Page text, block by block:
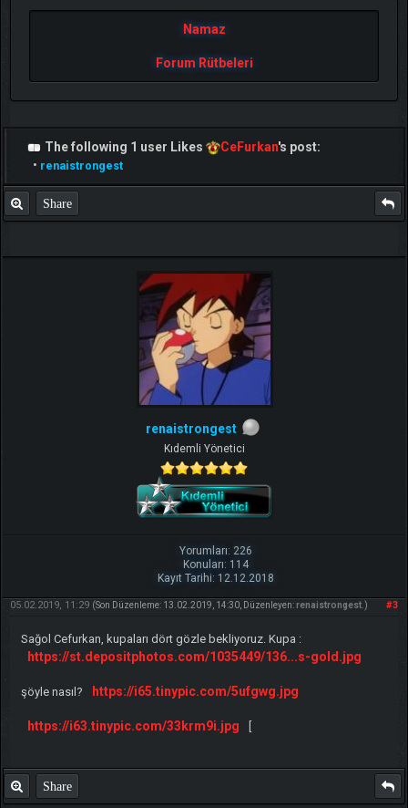
Namaz
Forum Rütbeleri
The following 1 user Likes CeFurkan's post:
• renaistrongest
Share
renaistrongest
Kıdemli Yönetici
Yorumları: 226
Konuları: 114
Kayıt Tarihi: 12.12.2018
#3
05.02.2019, 11:29 (Son Düzenleme: 13.02.2019, 14:30, Düzenleyen:renaistrongest.)
Sağol Cefurkan, kupaları dört gözle bekliyoruz. Kupa :
https://st.depositphotos.com/1035449/136...s-gold.jpg
şöyle nasıl? https://i65.tinypic.com/5ufgwg.jpg
https://i63.tinypic.com/33krm9i.jpg
Share